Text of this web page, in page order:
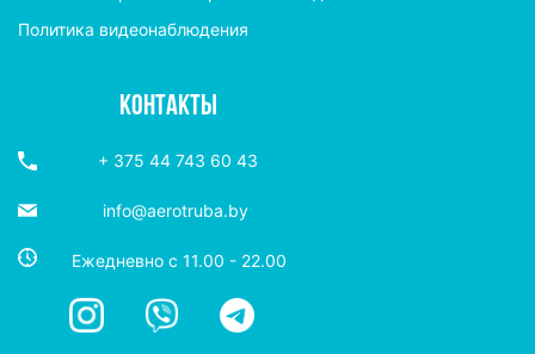
Политика видеонаблюдения
КОНТАКТЫ
+ 375 44 743 60 43
info@aerotruba.by
Ежедневно с 11.00 - 22.00